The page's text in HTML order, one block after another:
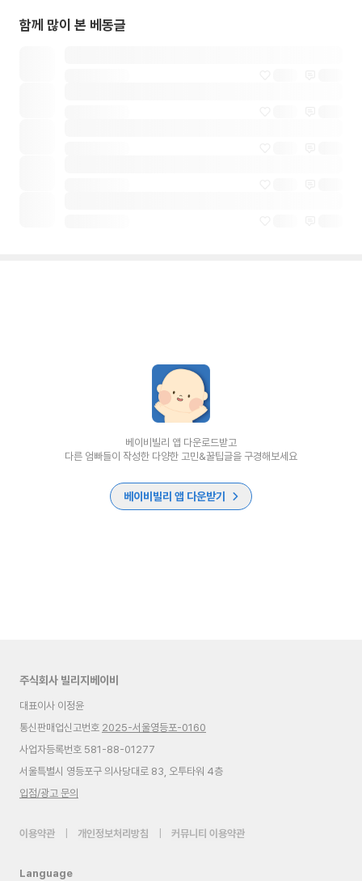
함께 많이 본 베동글
베이비빌리 앱 다운로드받고
다른 엄빠들이 작성한 다양한 고민&꿀팁글을 구경해보세요
베이비빌리 앱 다운받기
주식회사 빌리지베이비
대표이사 이정윤
통신판매업신고번호 2025-서울영등포-0160
사업자등록번호 581-88-01277
서울특별시 영등포구 의사당대로 83, 오투타워 4층
입점/광고 문의
이용약관 개인정보처리방침 커뮤니티 이용약관
Language